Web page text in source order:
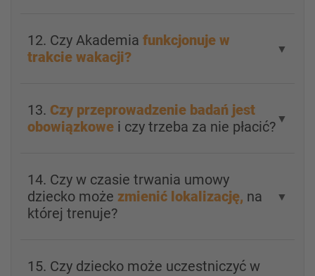
12. Czy Akademia funkcjonuje w
trakcie wakacji?
▼
13. Czy przeprowadzenie badań jest
obowiązkowe i czy trzeba za nie płacić? ▼
14. Czy w czasie trwania umowy
dziecko może zmienić lokalizację, na
której trenuje?
▼
15. Czy dziecko może uczestniczyć w